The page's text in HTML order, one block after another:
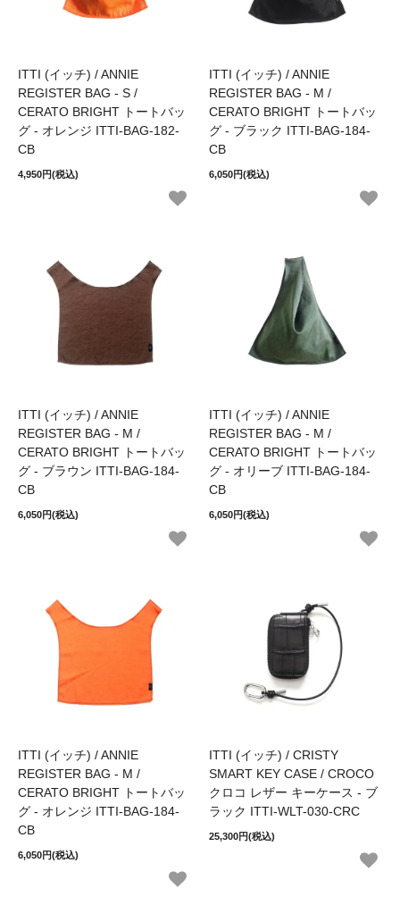
ITTI (イッチ) / ANNIE
REGISTER BAG - S /
CERATO BRIGHT トートバッ
グ - オレンジ ITTI-BAG-182-
CB
4,950円(税込)
ITTI (イッチ) / ANNIE
REGISTER BAG - M /
CERATO BRIGHT トートバッ
グ - ブラック ITTI-BAG-184-
CB
6,050円(税込)
ITTI (イッチ) / ANNIE
REGISTER BAG - M /
CERATO BRIGHT トートバッ
グ - ブラウン ITTI-BAG-184-
CB
6,050円(税込)
ITTI (イッチ) / ANNIE
REGISTER BAG - M /
CERATO BRIGHT トートバッ
グ - オリーブ ITTI-BAG-184-
CB
6,050円(税込)
ITTI (イッチ) / ANNIE
REGISTER BAG - M /
CERATO BRIGHT トートバッ
グ - オレンジ ITTI-BAG-184-
CB
6,050円(税込)
ITTI (イッチ) / CRISTY
SMART KEY CASE / CROCO
クロコ レザー キーケース - ブ
ラック ITTI-WLT-030-CRC
25,300円(税込)